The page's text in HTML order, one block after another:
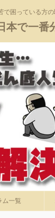
困っている方
本で一番
ム一覧